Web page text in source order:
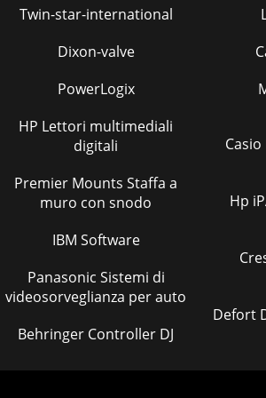
Pagina 47
8DE AT CH Vorsicht! Betriebsanleitung
Verletzungsgefahr durch wegge-
9DE AT CH Vorsicht - Giftige Dämpfe!
geschlossenen Räumen betreiben.
Twin-star-international
Dixon-valve
PowerLogix
HP Lettori multimediali
digitali
Premier Mounts Staffa a
muro con snodo
IBM Software
Panasonic Sistemi di
videosorveglianza per auto
Behringer Controller DJ
Casio EX-Z600 Manuale
Hp iPAQ 114 Manuale
Defort DEP-900-R Manuale